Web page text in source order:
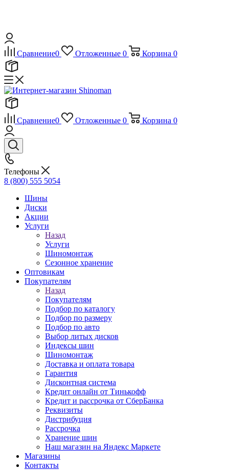
Сравнение0 Отложенные 0 Корзина 0
Сравнение0 Отложенные 0 Корзина 0
Телефоны
8 (800) 555 5054
Шины
Диски
Акции
Услуги
Назад
Услуги
Шиномонтаж
Сезонное хранение
Оптовикам
Покупателям
Назад
Покупателям
Подбор по каталогу
Подбор по размеру
Подбор по авто
Выбор литых дисков
Индексы шин
Шиномонтаж
Доставка и оплата товара
Гарантия
Дисконтная система
Кредит онлайн от Тинькофф
Кредит и рассрочка от СберБанка
Реквизиты
Дистрибуция
Рассрочка
Хранение шин
Наш магазин на Яндекс Маркете
Магазины
Контакты